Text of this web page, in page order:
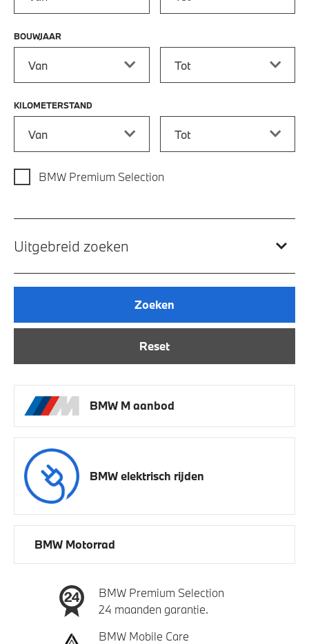
BOUWJAAR
KILOMETERSTAND
BMW Premium Selection
Uitgebreid zoeken
Reset
Zoeken
BMW M aanbod
BMW elektrisch rijden
BMW Motorrad
BMW Premium Selection
24 maanden garantie.
BMW Mobile Care